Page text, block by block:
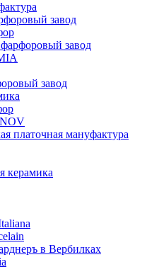
завод
завод
завод
платочная мануфактура
керамика
в Вербилках